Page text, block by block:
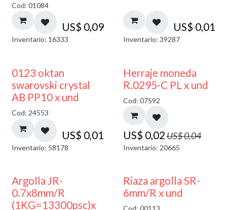
Cod: 01084
US$ 0,09
Inventario: 16333
US$ 0,01
Inventario: 39287
0123 oktan
swarovski crystal
AB PP10 x und
Cod: 24553
US$ 0,01
Inventario: 58178
50% DESCUENTO
Herraje moneda
R.0295-C PL x und
Cod: 07592
US$ 0,02US$0,04
Inventario: 20665
Argolla JR-
0.7x8mm/R
(1KG=13300psc)x
Riaza argolla SR-
6mm/R x und